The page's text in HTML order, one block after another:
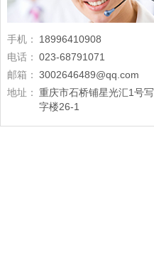
手机：
18996410908
电话： 023-68791071
邮箱： 3002646489@qq.com
地址： 重庆市石桥铺星光汇1号写
字楼26-1